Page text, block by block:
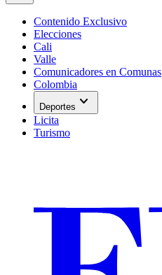
Contenido Exclusivo
Elecciones
Cali
Valle
Comunicadores en Comunas
Colombia
Deportes expand_more
Licita
Turismo